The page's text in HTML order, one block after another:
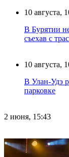
10 августа,
В Бурятии
съехав с
10 августа,
В Улан-Удэ
парковке
2 июня, 15:43